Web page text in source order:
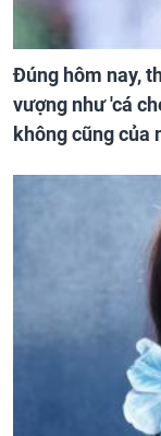
Đúng hôm nay,
vượng như 'cá
không cũng của